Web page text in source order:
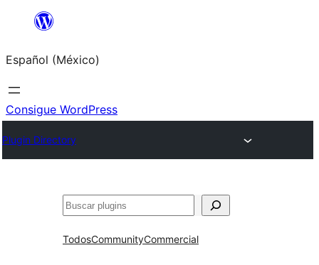
Saltar
contenido
Español (México)
Consigue WordPress
Plugin Directory
Buscar
TodosCommunityCommercial